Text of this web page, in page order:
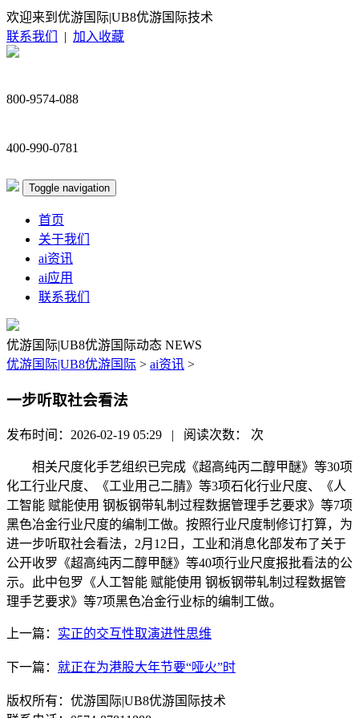
欢迎来到优游国际|UB8优游国际技术
联系我们
| 加入收藏
800-9574-088
400-990-0781
Toggle navigation
首页
关于我们
ai资讯
ai应用
联系我们
优游国际|UB8优游国际动态 NEWS
优游国际|UB8优游国际 > ai资讯 >
一步听取社会看法
发布时间：2026-02-19 05:29 | 阅读次数： 次
相关尺度化手艺组织已完成《超高纯丙二醇甲醚》等30项
化工行业尺度、《工业用己二腈》等3项石化行业尺度、《人
工智能 赋能使用 钢板钢带轧制过程数据管理手艺要求》等7项
黑色冶金行业尺度的编制工做。按照行业尺度制修订打算，为
进一步听取社会看法，2月12日，工业和消息化部发布了关于
公开收罗《超高纯丙二醇甲醚》等40项行业尺度报批看法的公
示。此中包罗《人工智能 赋能使用 钢板钢带轧制过程数据管
理手艺要求》等7项黑色冶金行业标的编制工做。
上一篇： 实正的交互性取演进性思维
下一篇： 就正在为港股大年节要“哑火”时
版权所有：优游国际|UB8优游国际技术